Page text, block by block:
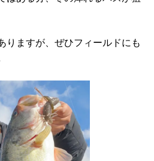
りますが、ぜひフィールドにも